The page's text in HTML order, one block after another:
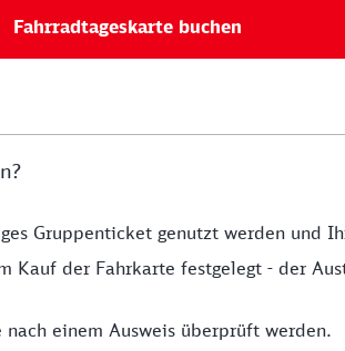
Fahrradtageskarte buchen
Gruppenticket genutzt werden und
der Fahrkarte festgelegt - der
einem Ausweis überprüft werden.